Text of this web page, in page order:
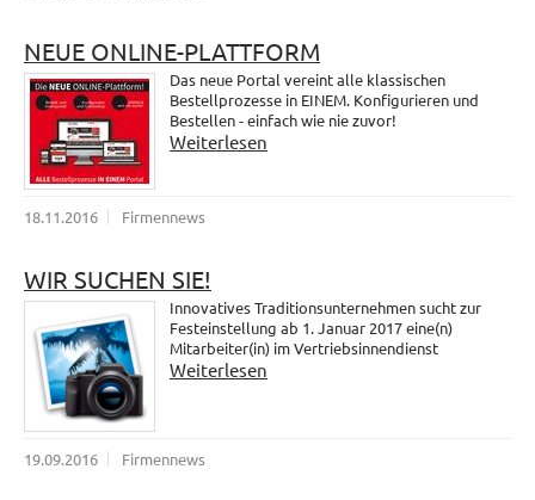
NEUE ONLINE-PLATTFORM
Das neue Portal vereint alle klassischen
Bestellprozesse in EINEM. Konfigurieren und
Bestellen - einfach wie nie zuvor!
Weiterlesen
18.11.2016 Firmennews
WIR SUCHEN SIE!
Innovatives Traditionsunternehmen sucht zur
Festeinstellung ab 1. Januar 2017 eine(n)
Mitarbeiter(in) im Vertriebsinnendienst
Weiterlesen
19.09.2016 Firmennews